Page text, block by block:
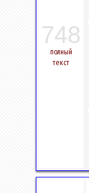
748
полный
текст